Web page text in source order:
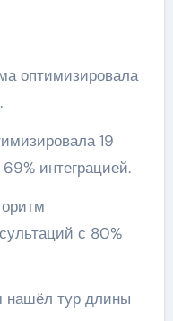
оптимизировала
19
интеграцией.
с 80%
нашёл тур длины